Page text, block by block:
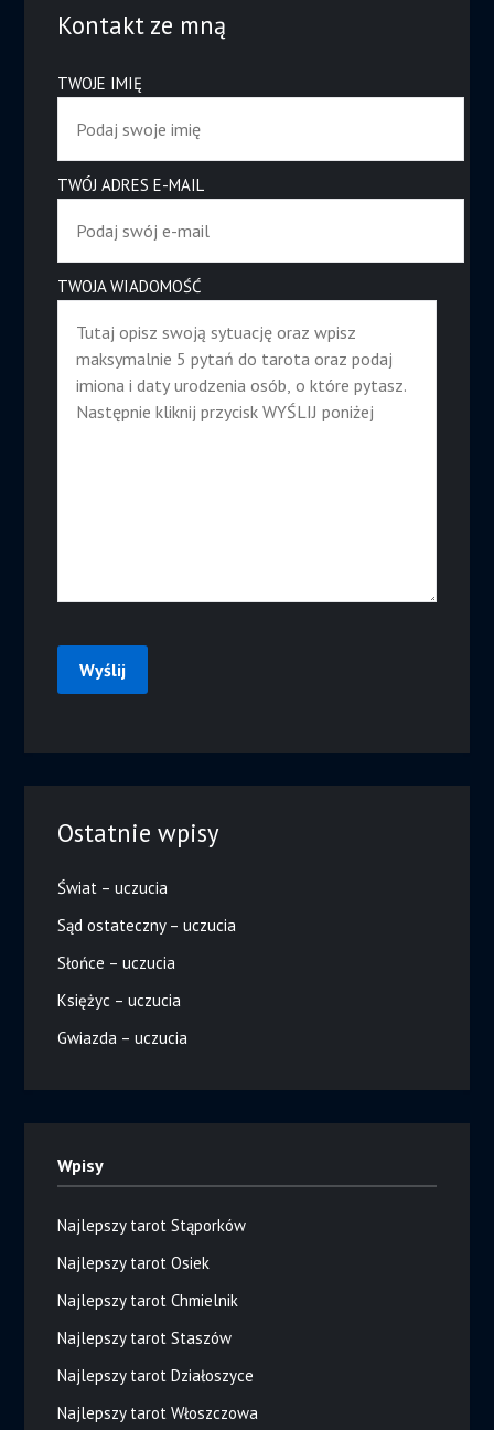
Kontakt ze mną
TWOJE IMIĘ
TWÓJ ADRES E-MAIL
TWOJA WIADOMOŚĆ
Ostatnie wpisy
Świat – uczucia
Sąd ostateczny – uczucia
Słońce – uczucia
Księżyc – uczucia
Gwiazda – uczucia
Wpisy
Najlepszy tarot Stąporków
Najlepszy tarot Osiek
Najlepszy tarot Chmielnik
Najlepszy tarot Staszów
Najlepszy tarot Działoszyce
Najlepszy tarot Włoszczowa